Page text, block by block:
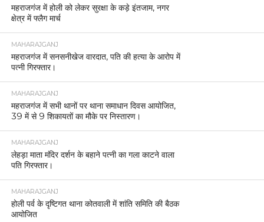
महराजगंज में होली को लेकर सुरक्षा के कड़े इंतजाम, नगर
क्षेत्र में फ्लैग मार्च
MAHARAJGANJ
महराजगंज में सनसनीखेज वारदात, पति की हत्या के आरोप में
पत्नी गिरफ्तार।
MAHARAJGANJ
महराजगंज में सभी थानों पर थाना समाधान दिवस आयोजित,
39 में से 9 शिकायतों का मौके पर निस्तारण।
MAHARAJGANJ
लेहड़ा माता मंदिर दर्शन के बहाने पत्नी का गला काटने वाला
पति गिरफ्तार।
MAHARAJGANJ
होली पर्व के दृष्टिगत थाना कोतवाली में शांति समिति की बैठक
आयोजित